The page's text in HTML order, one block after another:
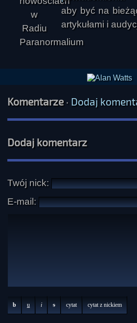
aby być na
artykułami i
Komentarze· Dodaj
Dodaj komentarz
Twój nick:
E-mail:
b u i s cytat cytat z nickiem